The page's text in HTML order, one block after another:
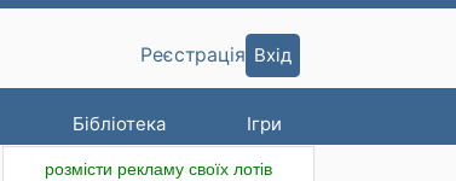
Бібліотека Ігри
Реєстрація Вхід
розмісти рекламу своїх лотів